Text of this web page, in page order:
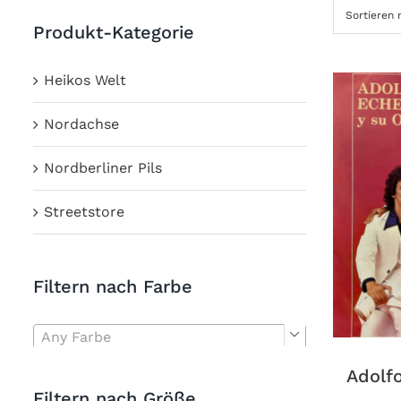
Sortieren
Produkt-Kategorie
Heikos Welt
Nordachse
Nordberliner Pils
Streetstore
Filtern nach Farbe
Any Farbe 